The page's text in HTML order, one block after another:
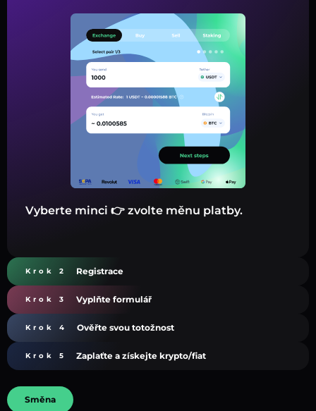
Vyberte minci 👉 zvolte měnu platby.
Krok 2 Registrace
Krok 3 Vyplňte formulář
Krok 4 Ověřte svou totožnost
Krok 5 Zaplaťte a získejte krypto/fiat
Směna